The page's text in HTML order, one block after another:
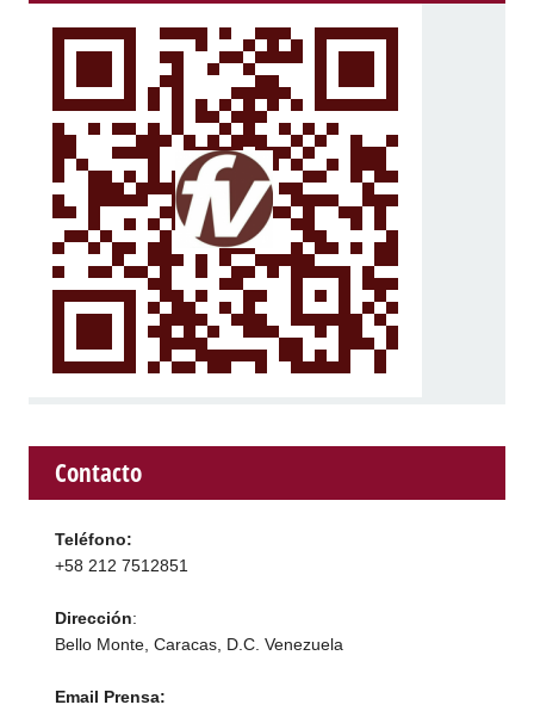
Contacto
Teléfono:
+58 212 7512851
Dirección:
Bello Monte, Caracas, D.C. Venezuela
Email Prensa: